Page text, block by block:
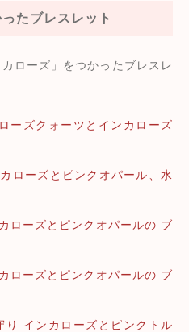
たブレスレット
ローズ」をつかったブレスレ
ーズクォーツとインカローズ
ローズとピンクオパール、水
ローズとピンクオパールの ブ
ローズとピンクオパールの ブ
インカローズとピンクトル